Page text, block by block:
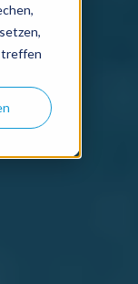
treffen